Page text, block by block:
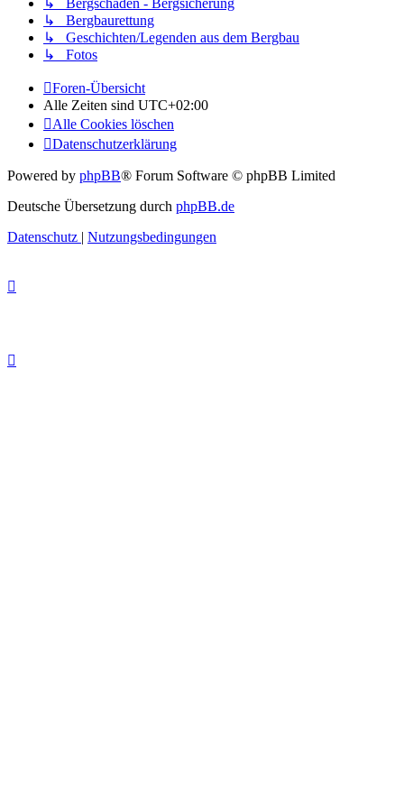
↳ Bergschäden - Bergsicherung
↳ Bergbaurettung
↳ Geschichten/Legenden aus dem Bergbau
↳ Fotos
Foren-Übersicht
Alle Zeiten sind UTC+02:00
Alle Cookies löschen
Datenschutzerklärung
Powered by phpBB® Forum Software © phpBB Limited
Deutsche Übersetzung durch phpBB.de
Datenschutz | Nutzungsbedingungen